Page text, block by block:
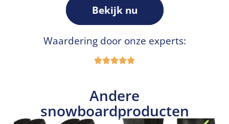
Bekijk nu
Waardering door onze experts:
Andere
snowboardproducten